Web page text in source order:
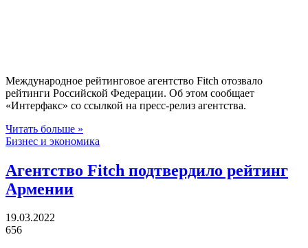
Международное рейтинговое агентство Fitch отозвало
рейтинги Российской Федерации. Об этом сообщает
«Интерфакс» со ссылкой на пресс-релиз агентства.
Читать больше »
Бизнес и экономика
Агентство Fitch подтвердило рейтинг
Армении
19.03.2022
656